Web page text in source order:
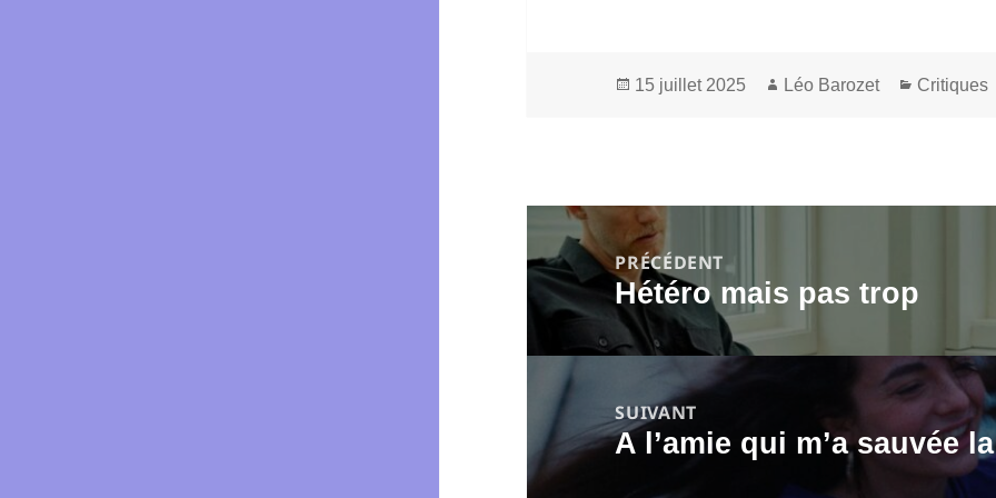
Publié
15 juillet 2025 Auteur
Léo Barozet Catégories
Critiques
Navigation
de
l’article
PRÉCÉDENT
Article
précédent :
Hétéro mais pas trop
SUIVANT
Article
A l’amie qui m’a sauvée